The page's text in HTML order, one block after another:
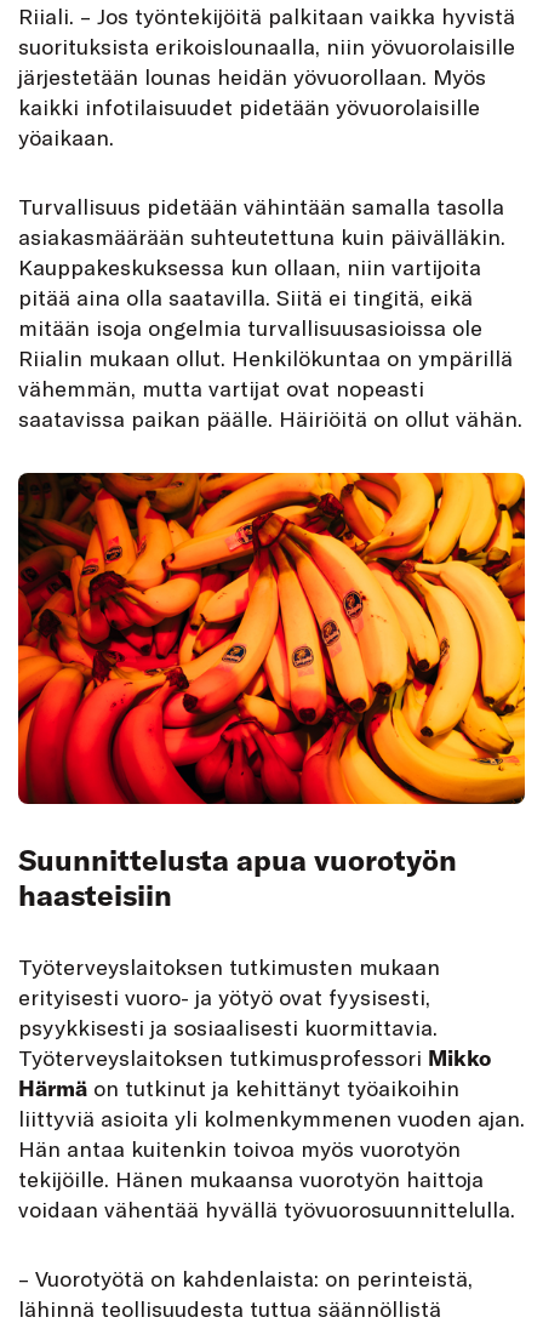
Riiali. – Jos työntekijöitä palkitaan vaikka hyvistä
suorituksista erikoislounaalla, niin yövuorolaisille
järjestetään lounas heidän yövuorollaan. Myös
kaikki infotilaisuudet pidetään yövuorolaisille
yöaikaan.
Turvallisuus pidetään vähintään samalla tasolla
asiakasmäärään suhteutettuna kuin päivälläkin.
Kauppakeskuksessa kun ollaan, niin vartijoita
pitää aina olla saatavilla. Siitä ei tingitä, eikä
mitään isoja ongelmia turvallisuusasioissa ole
Riialin mukaan ollut. Henkilökuntaa on ympärillä
vähemmän, mutta vartijat ovat nopeasti
saatavissa paikan päälle. Häiriöitä on ollut vähän.
Suunnittelusta apua vuorotyön
haasteisiin
Työterveyslaitoksen tutkimusten mukaan
erityisesti vuoro- ja yötyö ovat fyysisesti,
psyykkisesti ja sosiaalisesti kuormittavia.
Työterveyslaitoksen tutkimusprofessori Mikko
Härmä on tutkinut ja kehittänyt työaikoihin
liittyviä asioita yli kolmenkymmenen vuoden ajan.
Hän antaa kuitenkin toivoa myös vuorotyön
tekijöille. Hänen mukaansa vuorotyön haittoja
voidaan vähentää hyvällä työvuorosuunnittelulla.
– Vuorotyötä on kahdenlaista: on perinteistä,
lähinnä teollisuudesta tuttua säännöllistä